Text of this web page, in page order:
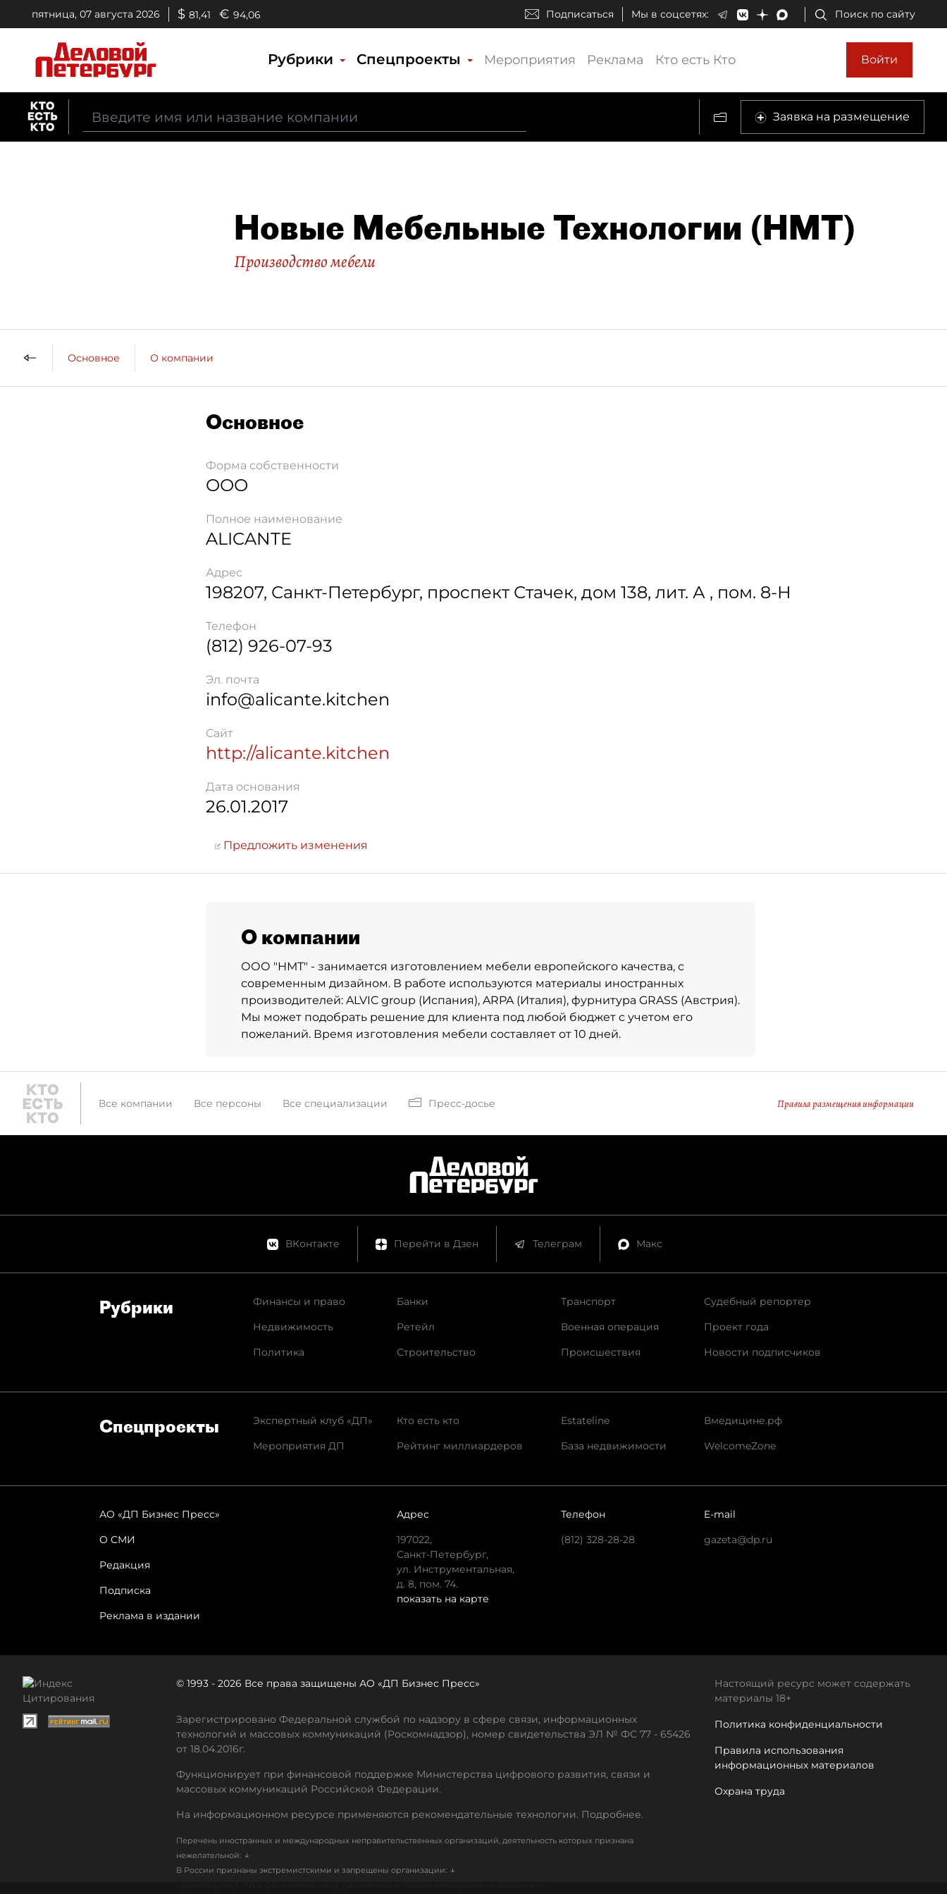
пятница, 07 августа 2026 $ 81,41 € 94,06 Подписаться Мы в соцсетях: Поиск по сайту
Рубрики Спецпроекты Мероприятия Реклама Кто есть Кто Войти
Заявка на размещение
Новые Мебельные Технологии (НМТ)
Производство мебели
Основное О компании
Основное
Форма собственности
ООО
Полное наименование
ALICANTE
Адрес
198207, Санкт-Петербург, проспект Стачек, дом 138, лит. А , пом. 8-Н
Телефон
(812) 926-07-93
Эл. почта
info@alicante.kitchen
Сайт
http://alicante.kitchen
Дата основания
26.01.2017
Предложить изменения
О компании
ООО "НМТ" - занимается изготовлением мебели европейского качества, с
современным дизайном. В работе используются материалы иностранных
производителей: ALVIC group (Испания), ARPA (Италия), фурнитура GRASS (Австрия).
Мы может подобрать решение для клиента под любой бюджет с учетом его
пожеланий. Время изготовления мебели составляет от 10 дней.
Все компании Все персоны Все специализации Пресс-досье Правила размещения информации
ВКонтакте Перейти в Дзен Телеграм Макс
Рубрики
Финансы и право
Недвижимость
Политика
Банки
Ретейл
Строительство
Транспорт
Военная операция
Происшествия
Судебный репортер
Проект года
Новости подписчиков
Спец­проекты
Экспертный клуб «ДП»
Мероприятия ДП
Кто есть кто
Рейтинг миллиардеров
Estateline
База недвижимости
Вмедицине.рф
WelcomeZone
АО «ДП Бизнес Пресс»
О СМИ
Редакция
Подписка
Реклама в издании
Адрес
197022,
Санкт-Петербург,
ул. Инструментальная,
д. 8, пом. 74.
показать на карте
Телефон
(812) 328-28-28
E-mail
gazeta@dp.ru
© 1993 - 2026 Все права защищены АО «ДП Бизнес Пресс»
Зарегистрировано Федеральной службой по надзору в сфере связи, информационных
технологий и массовых коммуникаций (Роскомнадзор), номер свидетельства ЭЛ № ФС 77 - 65426
от 18.04.2016г.
Функционирует при финансовой поддержке Министерства цифрового развития, связи и
массовых коммуникаций Российской Федерации.
На информационном ресурсе применяются рекомендательные технологии. Подробнее.
Перечень иностранных и международных неправительственных организаций, деятельность которых признана
нежелательной: ↓
В России признаны экстремистскими и запрещены организации: ↓
Настоящий ресурс может содержать
материалы 18+
Политика конфиденциальности
Правила использования
информационных материалов
Охрана труда